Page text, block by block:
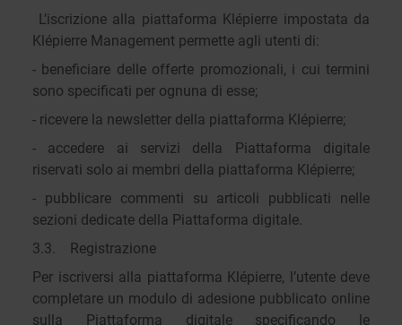
L’iscrizione alla piattaforma Klépierre impostata da
Klépierre Management permette agli utenti di:
- beneficiare delle offerte promozionali, i cui termini
sono specificati per ognuna di esse;
- ricevere la newsletter della piattaforma Klépierre;
- accedere ai servizi della Piattaforma digitale
riservati solo ai membri della piattaforma Klépierre;
- pubblicare commenti su articoli pubblicati nelle
sezioni dedicate della Piattaforma digitale.
3.3. Registrazione
Per iscriversi alla piattaforma Klépierre, l’utente deve
completare un modulo di adesione pubblicato online
sulla Piattaforma digitale specificando le